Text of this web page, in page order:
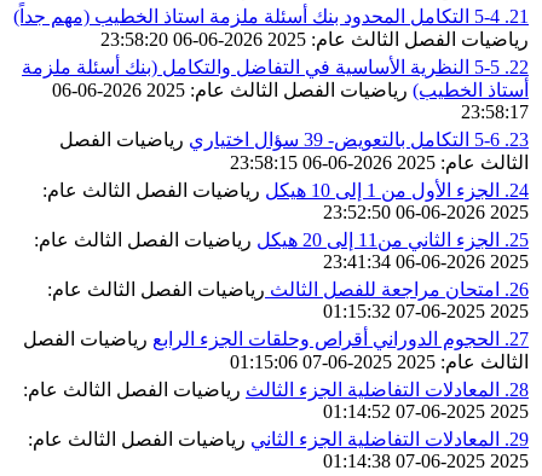
21. 5-4 التكامل المحدود بنك أسئلة ملزمة استاذ الخطيب (مهم جداً)
رياضيات الفصل الثالث عام: 2025
2026-06-06 23:58:20
22. 5-5 النظرية الأساسية في التفاضل والتكامل (بنك أسئلة ملزمة
أستاذ الخطيب) رياضيات الفصل الثالث عام: 2025
2026-06-06
23:58:17
23. 5-6 التكامل بالتعويض- 39 سؤال اختياري
رياضيات الفصل
الثالث عام: 2025
2026-06-06 23:58:15
24. الجزء الأول من 1 إلى 10 هيكل
رياضيات الفصل الثالث عام:
2025
2026-06-06 23:52:50
25. الجزء الثاني من11 إلى 20 هيكل
رياضيات الفصل الثالث عام:
2025
2026-06-06 23:41:34
26. امتحان مراجعة للفصل الثالث
رياضيات الفصل الثالث عام:
2025
2025-06-07 01:15:32
27. الحجوم الدوراني أقراص وحلقات الجزء الرابع
رياضيات الفصل
الثالث عام: 2025
2025-06-07 01:15:06
28. المعادلات التفاضلية الجزء الثالث
رياضيات الفصل الثالث عام:
2025
2025-06-07 01:14:52
29. المعادلات التفاضلية الجزء الثاني
رياضيات الفصل الثالث عام:
2025
2025-06-07 01:14:38